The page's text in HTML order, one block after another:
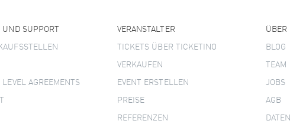
UND SUPPORT
LEVEL AGREEMENTS
VERANSTALTER
TICKETS ÜBER TICKETINO
VERKAUFEN
EVENT ERSTELLEN
PREISE
REFERENZEN
ÜBER
BLOG
TEAM
JOBS
AGB